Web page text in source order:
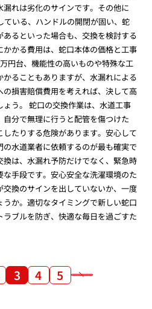
れは劣化のサインです。その他に
ている、ハンドルの開閉が固い、蛇
るといった場合も、交換を検討する
かかる費用は、蛇口本体の価格と工事
円台、機能性の高いものや特殊な工
ることもありますが、水漏れによる
損害賠償費用を考えれば、決して高
う。 蛇口の交換作業は、水道工事
分で無理に行うと配管を傷つけた
たりする危険があります。安心して
水道業者に依頼するのが最も確実で
は、水漏れ予防だけでなく、緊急時
手段です。安心安全な洗濯環境のた
換のサインを出していないか、一度
か。適切なタイミングで新しい蛇口
ブルを防ぎ、快適な毎日を過ごすた
3 4 5